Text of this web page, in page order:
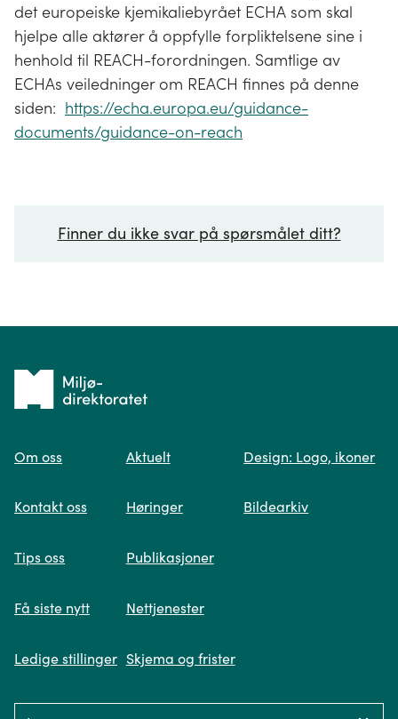
det europeiske kjemikaliebyrået ECHA som skal
hjelpe alle aktører å oppfylle forpliktelsene sine i
henhold til REACH-forordningen. Samtlige av
ECHAs veiledninger om REACH finnes på denne
siden: https://echa.europa.eu/guidance-
documents/guidance-on-reach
Finner du ikke svar på spørsmålet ditt?
Spør oss
søk og viser deg vår mest relevante
Tilbake
forsiden
Om oss
Kontakt oss
Tips oss
Få siste nytt
Ledige stillinger
Aktuelt
Høringer
Publikasjoner
Nettjenester
Skjema og frister
Design: Logo, ikoner
Bildearkiv